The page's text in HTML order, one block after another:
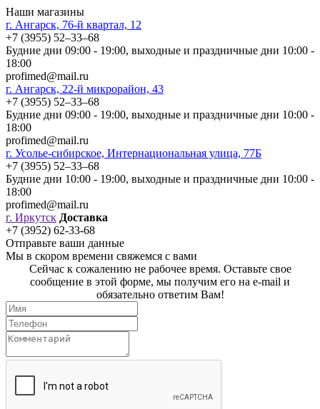
Наши магазины
г. Ангарск, 76-й квартал, 12
+7 (3955) 52‒33‒68
Будние дни 09:00 - 19:00, выходные и праздничные дни 10:00 -
18:00
profimed@mail.ru
г. Ангарск, 22-й микрорайон, 43
+7 (3955) 52‒33‒68
Будние дни 09:00 - 19:00, выходные и праздничные дни 10:00 -
18:00
profimed@mail.ru
г. Усолье-сибирское, Интернациональная улица, 77Б
+7 (3955) 52‒33‒68
Будние дни 10:00 - 19:00, выходные и праздничные дни 10:00 -
18:00
profimed@mail.ru
г. Иркутск Доставка
+7 (3952) 62-33-68
Отправьте ваши данные
Мы в скором времени свяжемся с вами
Сейчас к сожалению не рабочее время. Оставьте свое
сообщение в этой форме, мы получим его на e-mail и
обязательно ответим Вам!